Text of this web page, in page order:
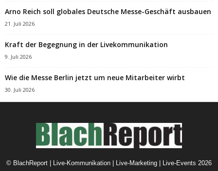
Arno Reich soll globales Deutsche Messe-Geschäft ausbauen
21. Juli 2026
Kraft der Begegnung in der Livekommunikation
9. Juli 2026
Wie die Messe Berlin jetzt um neue Mitarbeiter wirbt
30. Juli 2026
© BlachReport | Live-Kommunikation | Live-Marketing | Live-Events 2026